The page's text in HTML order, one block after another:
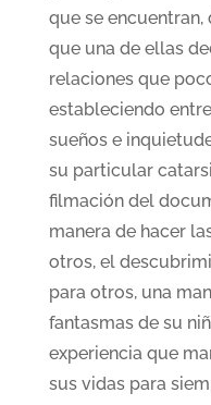
que se
que una de ellas
relaciones que
estableciendo
sueños e
su particular
filmación del
manera de hacer
otros, el
para otros, una
fantasmas de su
experiencia que
sus vidas para